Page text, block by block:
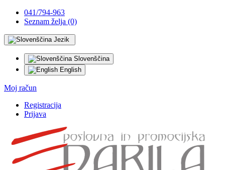
041/794-963
Seznam želja (0)
Jezik
Slovenščina
English
Moj račun
Registracija
Prijava